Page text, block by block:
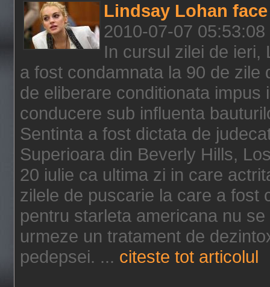
Lindsay Lohan
2010-07-07 05:53:08
In cursul zilei de ieri,
a fost condamnata la 90 de
de eliberare conditionata
conducere sub influenta
Sentinta a fost dictata de
Superioara din Beverly Hills,
20 iulie ca ultima zi in care
zilele de puscarie la care a fost
pentru starleta americana nu
urmeze un tratament de
pedepsei. ... citeste tot articolul